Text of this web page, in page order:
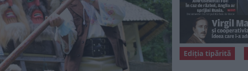
Ediția tipărită